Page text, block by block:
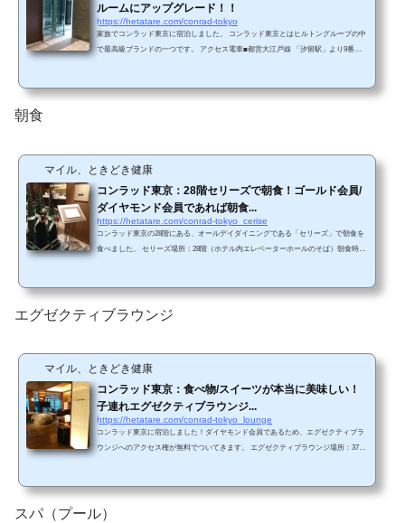
ルームにアップグレード！！
https://hetatare.com/conrad-tokyo
家族でコンラッド東京に宿泊しました。 コンラッド東京とはヒルトングループの中
で最高級ブランドの一つです。 アクセス電車■都営大江戸線 「汐留駅」より9番出
「新橋駅」からも地下道/日テレ前を通過すれば、ホテルに到着できます。 車・汐
朝食
マイル、ときどき健康
コンラッド東京：28階セリーズで朝食！ゴールド会員/
ダイヤモンド会員であれば朝食...
https://hetatare.com/conrad-tokyo_cerise
コンラッド東京の28階にある、オールデイダイニングである「セリーズ」で朝食を
食べました。 セリーズ場所：28階（ホテル内エレベーターホールのそば）朝食時
800円。ゴールド会員/ダイヤモンド会員だと無料です（ゴールド会員というだけで
夫婦2人の朝食約10,000円が無料になってしまうだなんて）入り口 お店の入り口
エグゼクティブラウンジ
マイル、ときどき健康
コンラッド東京：食べ物/スイーツが本当に美味しい！
子連れエグゼクティブラウンジ...
https://hetatare.com/conrad-tokyo_lounge
コンラッド東京に宿泊しました！ダイヤモンド会員であるため、エグゼクティブラ
ウンジへのアクセス権が無料でついてきます。 エグゼクティブラウンジ場所：37階
エグゼクティブフロア宿泊者またはダイヤモンド会員エグゼクティブフロア以外の
宿泊者でも、6,210円（税サ込）で利用できます（1つのフードプレゼンテーション
スパ（プール）